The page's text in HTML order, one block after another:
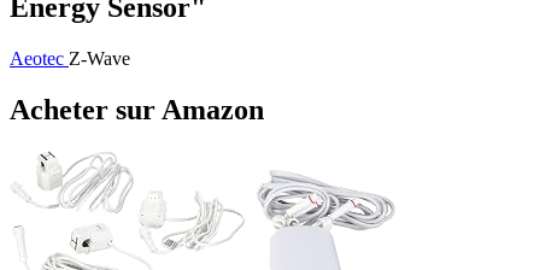
Energy Sensor"
Aeotec Z-Wave
Acheter sur Amazon